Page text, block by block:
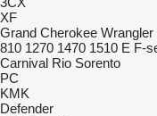
XF
Grand Cherokee Wrangler
810 1270 1470 1510 E F-
Carnival Rio Sorento
PC
KMK
Defender